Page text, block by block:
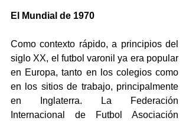
El Mundial de 1970
Como contexto rápido, a principios del
siglo XX, el futbol varonil ya era popular
en Europa, tanto en los colegios como
en los sitios de trabajo, principalmente
en Inglaterra. La Federación
Internacional de Futbol Asociación